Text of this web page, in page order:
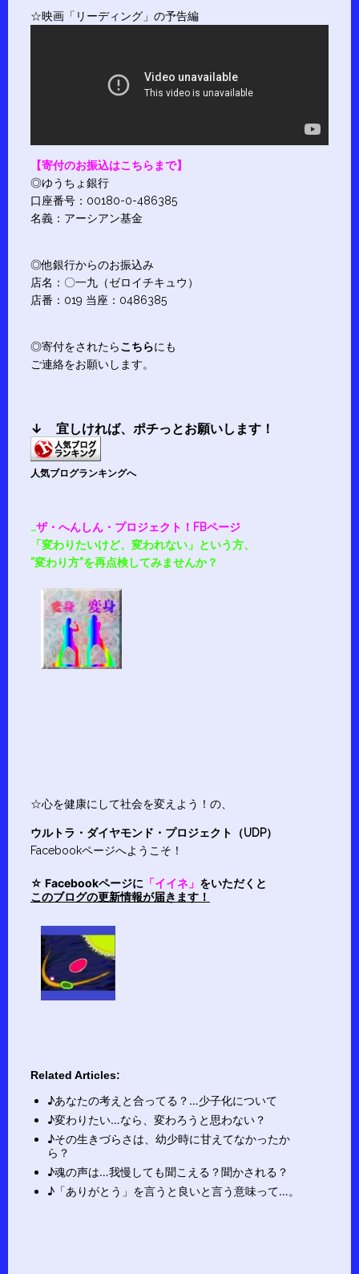
☆映画「リーディング」の予告編
【寄付のお振込はこちらまで】
◎ゆうちょ銀行
口座番号：00180-0-486385
名義：アーシアン基金
◎他銀行からのお振込み
店名：〇一九（ゼロイチキュウ）
店番：019 当座：0486385
◎寄付をされたらこちらにも
ご連絡をお願いします。
↓ 宜しければ、 ポチっとお願いします！
人気ブログランキングへ
…ザ・へんしん・プロジェクト！FBページ
「変わりたいけど、変われない」という方、
”変わり方”を再点検してみませんか？
☆心を健康にして社会を変えよう！の、
ウルトラ・ダイヤモンド・プロジェクト（UDP）
Facebookページへようこそ！
☆ Facebookページに 「イイネ」 をいただくと
このブログの更新情報が届きます！
Related Articles:
♪あなたの考えと合ってる？…少子化について
♪変わりたい…なら、変わろうと思わない？
♪その生きづらさは、幼少時に甘えてなかったか
ら？
♪魂の声は…我慢しても聞こえる？聞かされる？
♪「ありがとう」を言うと良いと言う意味って…。